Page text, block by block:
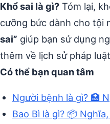
Khổ sai là gì? Tóm lại,
cưỡng bức dành cho tội
sai” giúp bạn sử dụng
thêm về lịch sử pháp
Có thể bạn quan tâm
Người bệnh là gì? 🏥
Bao Bì là gì? 📦